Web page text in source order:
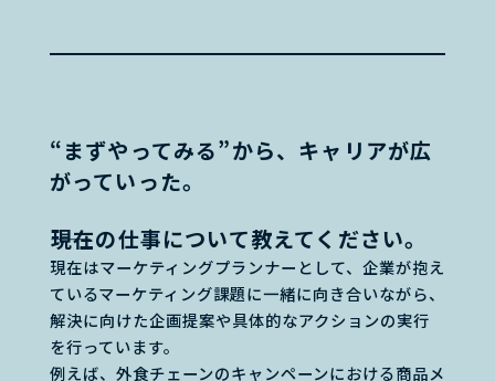
“まずやってみる”から、キャリアが広
がっていった。
――現在の仕事について教えてください。
現在はマーケティングプランナーとして、企業が抱え
ているマーケティング課題に一緒に向き合いながら、
解決に向けた企画提案や具体的なアクションの実行
を行っています。
例えば、外食チェーンのキャンペーンにおける商品メ